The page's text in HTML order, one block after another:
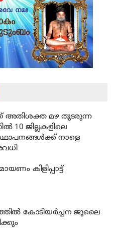
അതിശക്ത മഴ തുടരുന്ന
10 ജില്ലകളിലെ
സ്ഥാപനങ്ങൾക്ക് നാളെ
കിളിപ്പാട്ട്
കോടിയര്‍ച്ചന ജൂലൈ